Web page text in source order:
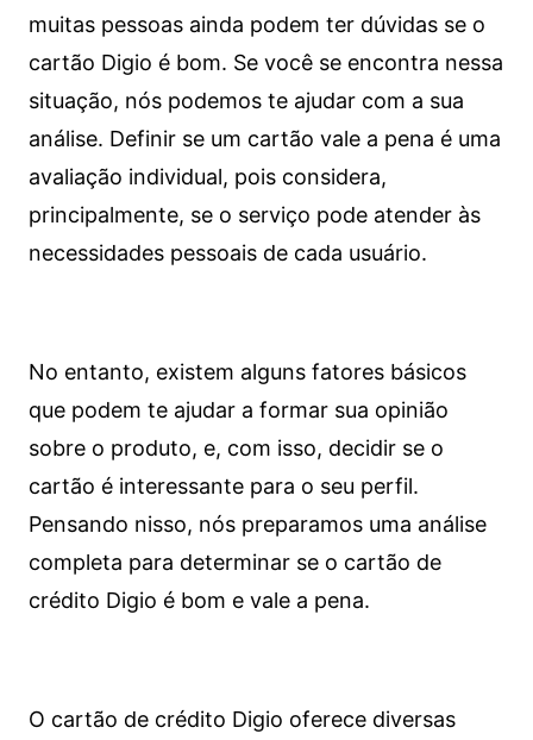
muitas pessoas ainda podem ter dúvidas se o
cartão Digio é bom. Se você se encontra nessa
situação, nós podemos te ajudar com a sua
análise. Definir se um cartão vale a pena é uma
avaliação individual, pois considera,
principalmente, se o serviço pode atender às
necessidades pessoais de cada usuário.
No entanto, existem alguns fatores básicos
que podem te ajudar a formar sua opinião
sobre o produto, e, com isso, decidir se o
cartão é interessante para o seu perfil.
Pensando nisso, nós preparamos uma análise
completa para determinar se o cartão de
crédito Digio é bom e vale a pena.
O cartão de crédito Digio oferece diversas